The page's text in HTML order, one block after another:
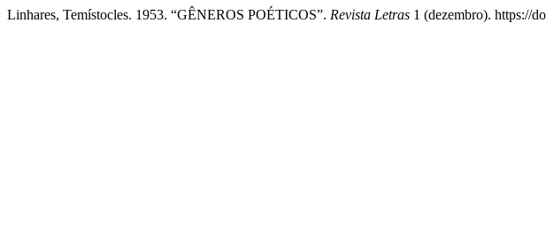
Linhares, Temístocles. 1953. “GÊNEROS POÉTICOS”. Revista Letras 1 (dezembro). https://